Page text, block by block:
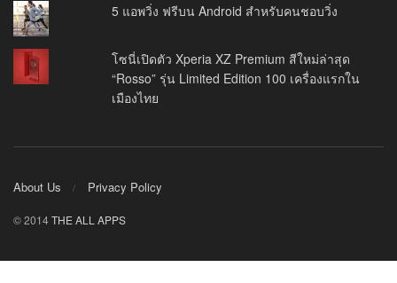
5 แอพวิ่ง ฟรีบน Android สำหรับคนชอบวิ่ง
โซนี่เปิดตัว Xperia XZ Premium สีใหม่ล่าสุด
“Rosso” รุ่น Limited Edition 100 เครื่องแรกใน
เมืองไทย
About Us Privacy Policy
© 2014THE ALL APPS